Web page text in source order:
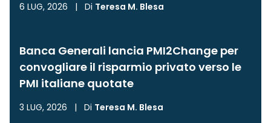
6 LUG, 2026 | Di Teresa M. Blesa
Banca Generali lancia PMI2Change per
convogliare il risparmio privato verso le
PMI italiane quotate
3 LUG, 2026 | Di Teresa M. Blesa